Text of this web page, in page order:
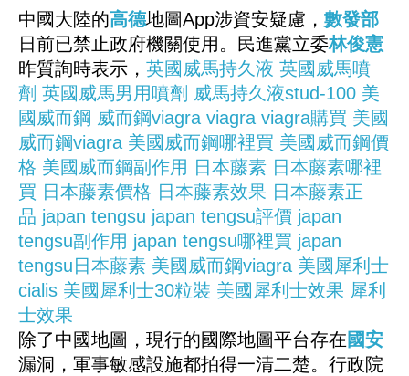
中國大陸的高德地圖App涉資安疑慮， 數發部
日前已禁止政府機關使用。民進黨立委林俊憲
昨質詢時表示， 英國威馬持久液 英國威馬噴
劑 英國威馬男用噴劑 威馬持久液stud-100 美
國威而鋼 威而鋼viagra viagra viagra購買 美國
威而鋼viagra 美國威而鋼哪裡買 美國威而鋼價
格 美國威而鋼副作用 日本藤素 日本藤素哪裡
買 日本藤素價格 日本藤素效果 日本藤素正
品 japan tengsu japan tengsu評價 japan
tengsu副作用 japan tengsu哪裡買 japan
tengsu日本藤素 美國威而鋼viagra 美國犀利士
cialis 美國犀利士30粒裝 美國犀利士效果 犀利
士效果
除了中國地圖，現行的國際地圖平台存在國安
漏洞，軍事敏感設施都拍得一清二楚。行政院